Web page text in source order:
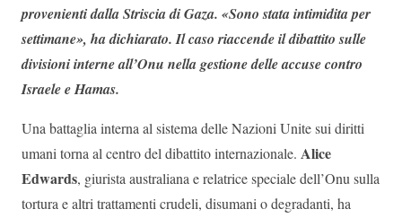
provenienti dalla Striscia di Gaza. «Sono stata intimidita per
settimane», ha dichiarato. Il caso riaccende il dibattito sulle
divisioni interne all’Onu nella gestione delle accuse contro
Israele e Hamas.
Una battaglia interna al sistema delle Nazioni Unite sui diritti
umani torna al centro del dibattito internazionale. Alice
Edwards, giurista australiana e relatrice speciale dell’Onu sulla
tortura e altri trattamenti crudeli, disumani o degradanti, ha